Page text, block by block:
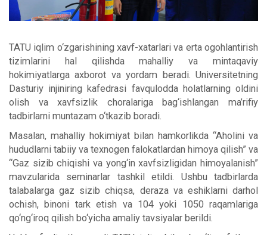
TATU iqlim o‘zgarishining xavf-xatarlari va erta ogohlantirish
tizimlarini hal qilishda mahalliy va mintaqaviy
hokimiyatlarga axborot va yordam beradi. Universitetning
Dasturiy injiniring kafedrasi favqulodda holatlarning oldini
olish va xavfsizlik choralariga bag‘ishlangan ma’rifiy
tadbirlarni muntazam o‘tkazib boradi.
Masalan, mahalliy hokimiyat bilan hamkorlikda “Aholini va
hududlarni tabiiy va texnogen falokatlardan himoya qilish” va
“Gaz sizib chiqishi va yong‘in xavfsizligidan himoyalanish”
mavzularida seminarlar tashkil etildi. Ushbu tadbirlarda
talabalarga gaz sizib chiqsa, deraza va eshiklarni darhol
ochish, binoni tark etish va 104 yoki 1050 raqamlariga
qo‘ng‘iroq qilish bo‘yicha amaliy tavsiyalar berildi.